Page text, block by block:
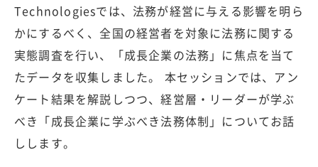
Technologiesでは、法務が経営に与える影響を明ら
かにするべく、全国の経営者を対象に法務に関する
実態調査を行い、「成長企業の法務」に焦点を当て
たデータを収集しました。 本セッションでは、アン
ケート結果を解説しつつ、経営層・リーダーが学ぶ
べき「成長企業に学ぶべき法務体制」についてお話
しします。